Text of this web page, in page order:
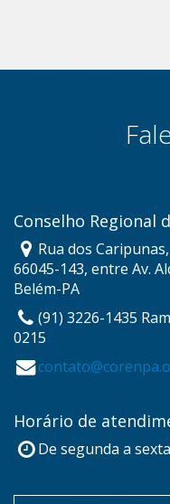
Conselho Regional
Rua dos
66045-143, entre Av.
Belém-PA
(91) 3226-1435
0215
Horário de
De segunda a